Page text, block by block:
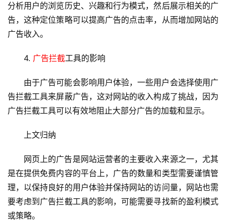
拟
主
机
程
务
网
站
分析用户的浏览历史、兴趣和行为模式，然后展示相关的广
告，这种定位策略可以提高广告的点击率，从而增加网站的
广告收入。
4. 广告拦截工具的影响
由于广告可能会影响用户体验，一些用户会选择使用 广
告拦截工具来屏蔽广告，这对网站的收入构成了挑战，因为
广告拦截工具可以有效地阻止大部分广告的加载和显示。
上文归纳
网页上的广告是网站运营者的主要收入来源之一，尤其
是在提供免费内容的平台上，广告的数量和类型需要谨慎管
理，以保持良好的用户体验并保持网站的访问量，网站也需
要考虑到广告拦截工具的影响，可能需要寻找新的盈利模式
或策略。